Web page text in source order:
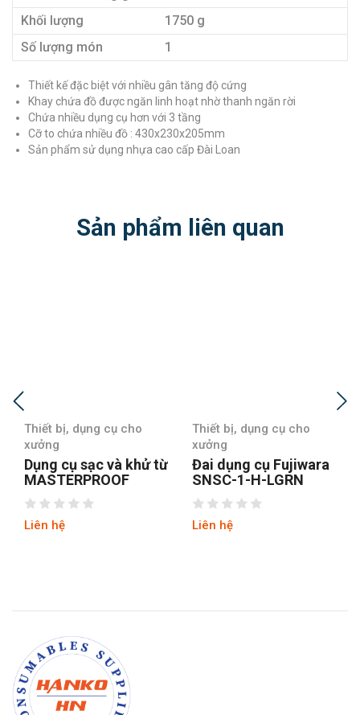
Khối lượng
1750 g
Số lượng món
1
Thiết kế đặc biệt với nhiều gân tăng độ cứng
Khay chứa đồ được ngăn linh hoạt nhờ thanh ngăn rời
Chứa nhiều dụng cụ hơn với 3 tầng
Cỡ to chứa nhiều đồ : 430x230x205mm
Sản phẩm sử dụng nhựa cao cấp Đài Loan
Sản phẩm liên quan
Thiết bị, dụng cụ cho
xưởng
Đai dụng cụ Fujiwara
SNSC-1-H-LGRN
Liên hệ
Thiết bị, dụng cụ cho
xưởng
Đai dụng cụ Fujiwara
SNSC-1-H-LOR
Liên hệ